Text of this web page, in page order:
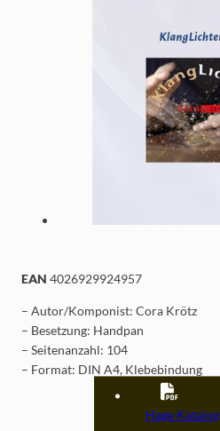
EAN 4026929924957
– Autor/Komponist: Cora Krötz
– Besetzung: Handpan
– Seitenanzahl: 104
– Format: DIN A4, Klebebindung
Hage Katalog